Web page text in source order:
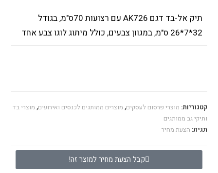
תיק אל-בד דגם AK726 עם רצועות 70ס"מ, בגודל
32*7*26 ס"מ, במגוון צבעים, כולל מיתוג לוגו צבע אחד
קטגוריות: מוצרי פרסום לעסקים, מוצרים ממותגים לכנסים ואירועים, מוצרי בד
ותיקי גב ממותגים
תגית: הצעת מחיר
קבל הצעת מחיר למוצר זה!